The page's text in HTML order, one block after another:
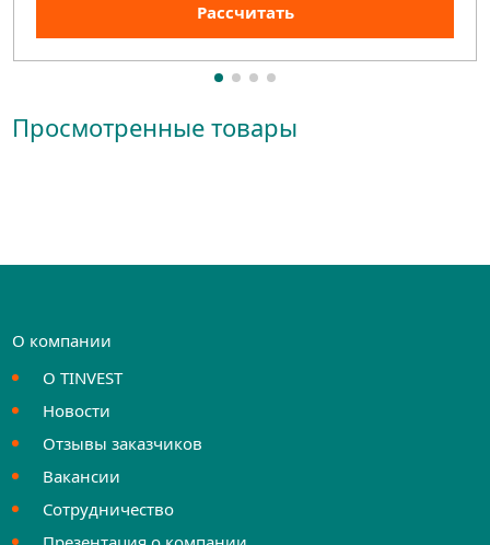
Рассчитать
Просмотренные товары
О компании
О TINVEST
Новости
Отзывы заказчиков
Вакансии
Сотрудничество